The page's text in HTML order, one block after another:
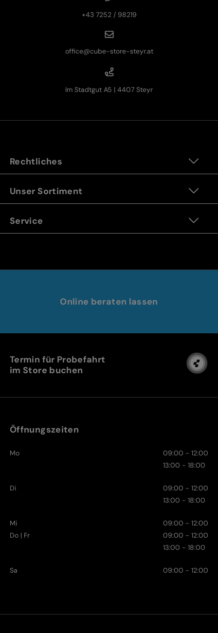
+43 7252 / 98219
office@cube-store-steyr.at
Im Stadtgut A5 | 4407 Steyr
Rechtliches
Unser Sortiment
Service
Online beraten lassen
Termin für Probefahrt
im Store buchen
Öffnungszeiten
Mo
09:00 - 12:00
13:00 - 18:00
Di
09:00 - 12:00
13:00 - 18:00
Mi
09:00 - 12:00
Do | Fr
09:00 - 12:00
13:00 - 18:00
Sa 09:00 - 12:00